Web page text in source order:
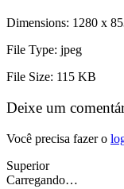
Dimensions: 1280 x
File Type: jpeg
File Size: 115 KB
Deixe um
Você precisa fazer o
Superior
Carregando…